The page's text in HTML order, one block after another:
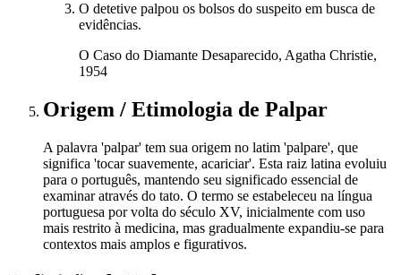
O detetive palpou os bolsos do suspeito em busca de
evidências.
O Caso do Diamante Desaparecido, Agatha Christie,
1954
Origem / Etimologia de Palpar
A palavra 'palpar' tem sua origem no latim 'palpare', que
significa 'tocar suavemente, acariciar'. Esta raiz latina evoluiu
para o português, mantendo seu significado essencial de
examinar através do tato. O termo se estabeleceu na língua
portuguesa por volta do século XV, inicialmente com uso
mais restrito à medicina, mas gradualmente expandiu-se para
contextos mais amplos e figurativos.